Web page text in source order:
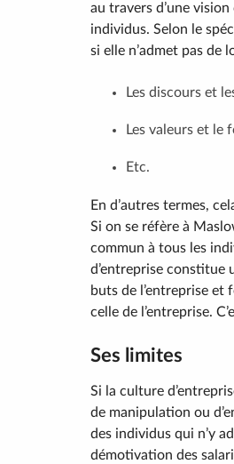
au travers d’une
individus. Selon le
si elle n’admet pas de
Les discours et
Les valeurs et le
Etc.
En d’autres termes,
Si on se réfère à
commun à tous les
d’entreprise constitue
buts de l’entreprise
celle de l’entreprise.
Ses limites
Si la culture
de manipulation ou
des individus qui n’y
démotivation des